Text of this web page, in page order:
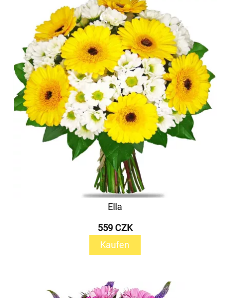
Ella
559 CZK
Kaufen